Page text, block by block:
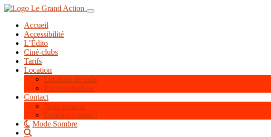
Aller
contenu
principal
Toggle navigation
Accueil
Accessibilité
L’Édito
Ciné-clubs
Tarifs
Location
Location de salle
Post-production
Contact
Nous trouver
Contactez-nous !
Mode Sombre